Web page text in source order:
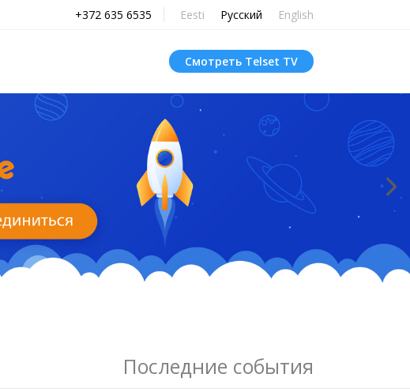
+372 635 6535 Eesti Русский English
Смотреть Telset TV
Последние события